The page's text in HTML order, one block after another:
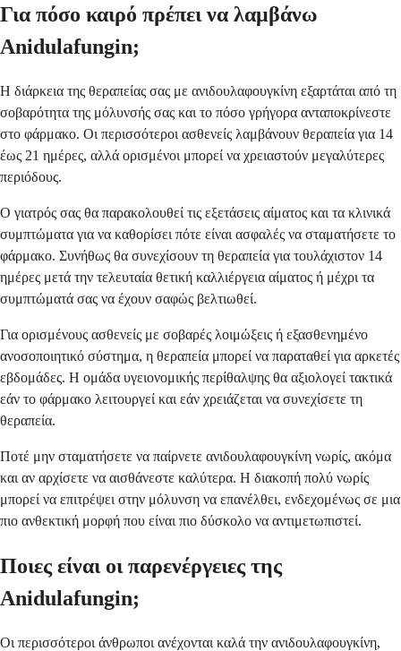
Για πόσο καιρό πρέπει να λαμβάνω
Anidulafungin;
Η διάρκεια της θεραπείας σας με ανιδουλαφουγκίνη εξαρτάται από τη
σοβαρότητα της μόλυνσής σας και το πόσο γρήγορα ανταποκρίνεστε
στο φάρμακο. Οι περισσότεροι ασθενείς λαμβάνουν θεραπεία για 14
έως 21 ημέρες, αλλά ορισμένοι μπορεί να χρειαστούν μεγαλύτερες
περιόδους.
Ο γιατρός σας θα παρακολουθεί τις εξετάσεις αίματος και τα κλινικά
συμπτώματα για να καθορίσει πότε είναι ασφαλές να σταματήσετε το
φάρμακο. Συνήθως θα συνεχίσουν τη θεραπεία για τουλάχιστον 14
ημέρες μετά την τελευταία θετική καλλιέργεια αίματος ή μέχρι τα
συμπτώματά σας να έχουν σαφώς βελτιωθεί.
Για ορισμένους ασθενείς με σοβαρές λοιμώξεις ή εξασθενημένο
ανοσοποιητικό σύστημα, η θεραπεία μπορεί να παραταθεί για αρκετές
εβδομάδες. Η ομάδα υγειονομικής περίθαλψης θα αξιολογεί τακτικά
εάν το φάρμακο λειτουργεί και εάν χρειάζεται να συνεχίσετε τη
θεραπεία.
Ποτέ μην σταματήσετε να παίρνετε ανιδουλαφουγκίνη νωρίς, ακόμα
και αν αρχίσετε να αισθάνεστε καλύτερα. Η διακοπή πολύ νωρίς
μπορεί να επιτρέψει στην μόλυνση να επανέλθει, ενδεχομένως σε μια
πιο ανθεκτική μορφή που είναι πιο δύσκολο να αντιμετωπιστεί.
Ποιες είναι οι παρενέργειες της
Anidulafungin;
Οι περισσότεροι άνθρωποι ανέχονται καλά την ανιδουλαφουγκίνη,